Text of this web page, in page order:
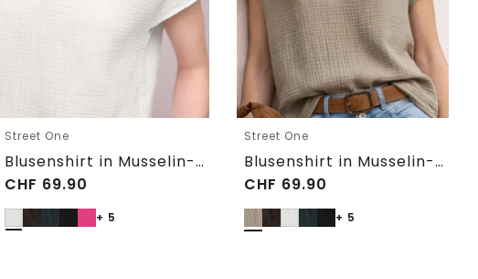
Street One
Blusenshirt in Musselin-Qualität
CHF 69.90
+ 5
Street One
Blusenshirt in Musselin-Qualität
CHF 69.90
+ 5